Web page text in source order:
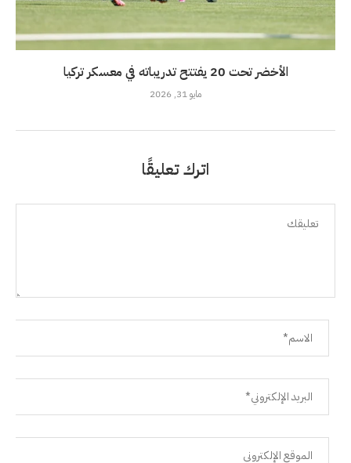
الأخضر تحت 20 يفتتح تدريباته في معسكر تركيا
مايو 31, 2026
اترك تعليقًا